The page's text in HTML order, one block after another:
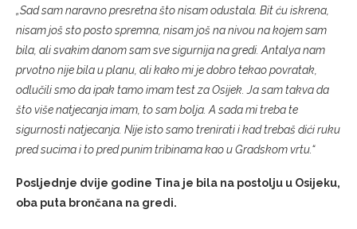
„Sad sam naravno presretna što nisam odustala. Bit ću iskrena,
nisam još sto posto spremna, nisam još na nivou na kojem sam
bila, ali svakim danom sam sve sigurnija na gredi. Antalya nam
prvotno nije bila u planu, ali kako mi je dobro tekao povratak,
odlučili smo da ipak tamo imam test za Osijek. Ja sam takva da
što više natjecanja imam, to sam bolja. A sada mi treba te
sigurnosti natjecanja. Nije isto samo trenirati i kad trebaš dići ruku
pred sucima i to pred punim tribinama kao u Gradskom vrtu.“
Posljednje dvije godine Tina je bila na postolju u Osijeku,
oba puta brončana na gredi.